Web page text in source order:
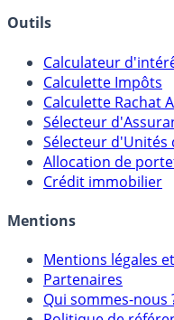
Calculateur
Calculette Impôts
Calculette Rachat
Sélecteur
Sélecteur d'Unités
Allocation de
Mentions légales
Partenaires